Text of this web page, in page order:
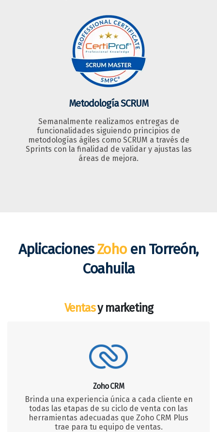
Metodología SCRUM
Semanalmente realizamos entregas de
funcionalidades siguiendo principios de
metodologías ágiles como SCRUM a través de
Sprints con la finalidad de validar y ajustas las
áreas de mejora.
AplicacionesZohoen Torreón,
Coahuila
Ventasy marketing
Zoho CRM
Brinda una experiencia única a cada cliente en
todas las etapas de su ciclo de venta con las
herramientas adecuadas que Zoho CRM Plus
trae para tu equipo de ventas.